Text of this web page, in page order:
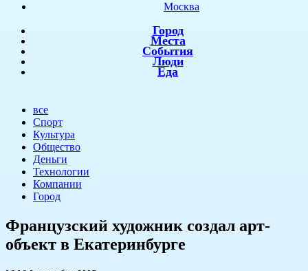
Москва
Город
Места
События
Люди
Еда
все
Спорт
Культура
Общество
Деньги
Технологии
Компании
Город
​Французский художник создал арт-
объект в Екатеринбурге